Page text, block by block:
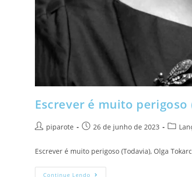
Escrever é muito
piparote 26 de junho de 2023
Escrever é muito perigoso (Todavia), Olga
Continue Lendo